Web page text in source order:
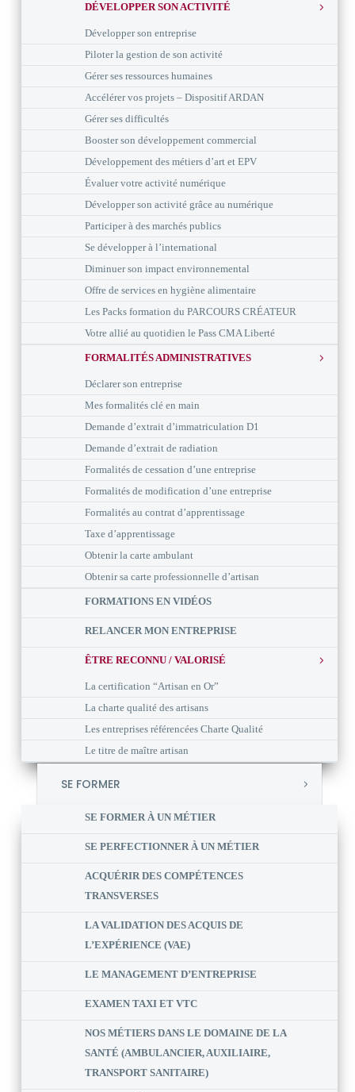
DÉVELOPPER SON ACTIVITÉ
Développer son entreprise
Piloter la gestion de son activité
Gérer ses ressources humaines
Accélérer vos projets – Dispositif ARDAN
Gérer ses difficultés
Booster son développement commercial
Développement des métiers d’art et EPV
Évaluer votre activité numérique
Développer son activité grâce au numérique
Participer à des marchés publics
Se développer à l’international
Diminuer son impact environnemental
Offre de services en hygiène alimentaire
Les Packs formation du PARCOURS CRÉATEUR
Votre allié au quotidien le Pass CMA Liberté
FORMALITÉS ADMINISTRATIVES
Déclarer son entreprise
Mes formalités clé en main
Demande d’extrait d’immatriculation D1
Demande d’extrait de radiation
Formalités de cessation d’une entreprise
Formalités de modification d’une entreprise
Formalités au contrat d’apprentissage
Taxe d’apprentissage
Obtenir la carte ambulant
Obtenir sa carte professionnelle d’artisan
FORMATIONS EN VIDÉOS
RELANCER MON ENTREPRISE
ÊTRE RECONNU / VALORISÉ
La certification “Artisan en Or”
La charte qualité des artisans
Les entreprises référencées Charte Qualité
Le titre de maître artisan
SE FORMER
SE FORMER À UN MÉTIER
SE PERFECTIONNER À UN MÉTIER
ACQUÉRIR DES COMPÉTENCES
TRANSVERSES
LA VALIDATION DES ACQUIS DE
L’EXPÉRIENCE (VAE)
LE MANAGEMENT D’ENTREPRISE
EXAMEN TAXI ET VTC
NOS MÉTIERS DANS LE DOMAINE DE LA
SANTÉ (AMBULANCIER, AUXILIAIRE,
TRANSPORT SANITAIRE)